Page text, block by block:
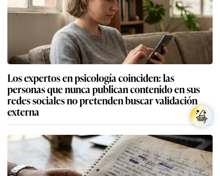
Los expertos en psicología coinciden: las
personas que nunca publican contenido en sus
redes sociales no pretenden buscar validación
externa